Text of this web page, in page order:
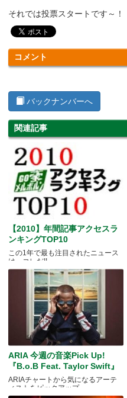
それでは投票スタートです～！
コメント
バックナンバーへ
関連記事
【2010】年間記事アクセスラ
ンキングTOP10
この1年で最も注目されたニュース
は…コレだ!!
ARIA 今週の音楽Pick Up!
『B.o.B Feat. Taylor Swift』
ARIAチャートから気になるアーテ
ィストをピックアップ